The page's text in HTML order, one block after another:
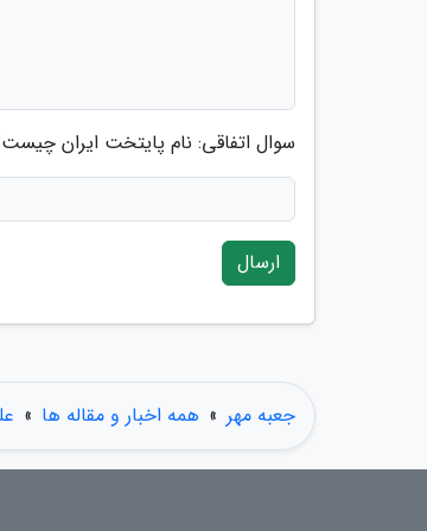
سوال اتفاقی: نام پایتخت ایران
ارسال
جعبه مهر » همه اخبار و مقاله ها »